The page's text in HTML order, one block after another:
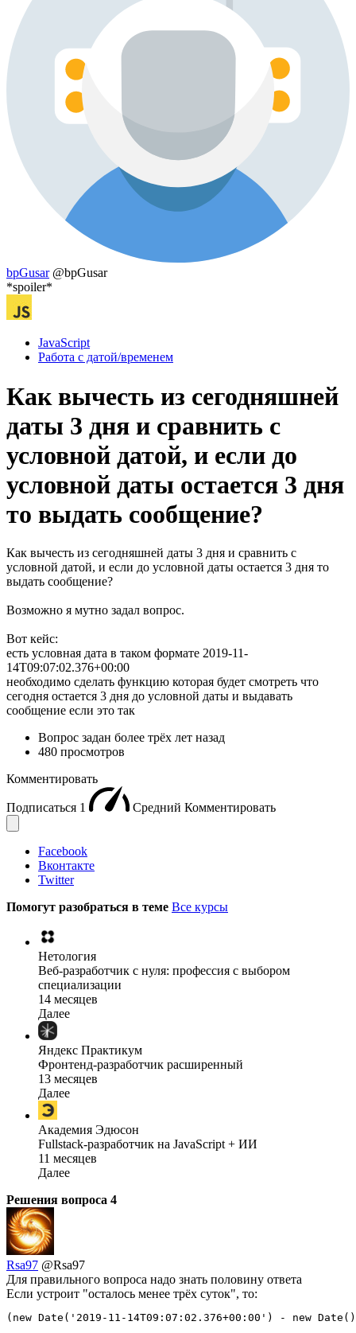
bpGusar @bpGusar
*spoiler*
JavaScript
Работа с датой/временем
Как вычесть из сегодняшней
даты 3 дня и сравнить с
условной датой, и если до
условной даты остается 3 дня
то выдать сообщение?
Как вычесть из сегодняшней даты 3 дня и сравнить с
условной датой, и если до условной даты остается 3 дня то
выдать сообщение?
Возможно я мутно задал вопрос.
Вот кейс:
есть условная дата в таком формате 2019-11-
14T09:07:02.376+00:00
необходимо сделать функцию которая будет смотреть что
сегодня остается 3 дня до условной даты и выдавать
сообщение если это так
Вопрос задан более трёх лет назад
480 просмотров
Комментировать
Подписаться 1 Средний Комментировать
Facebook
Вконтакте
Twitter
Помогут разобраться в теме Все курсы
Нетология
Веб-разработчик с нуля: профессия с выбором
специализации
14 месяцев
Далее
Яндекс Практикум
Фронтенд-разработчик расширенный
13 месяцев
Далее
Академия Эдюсон
Fullstack-разработчик на JavaScript + ИИ
11 месяцев
Далее
Решения вопроса 4
Rsa97 @Rsa97
Для правильного вопроса надо знать половину ответа
Если устроит "осталось менее трёх суток", то:
(new Date('2019-11-14T09:07:02.376+00:00') - new